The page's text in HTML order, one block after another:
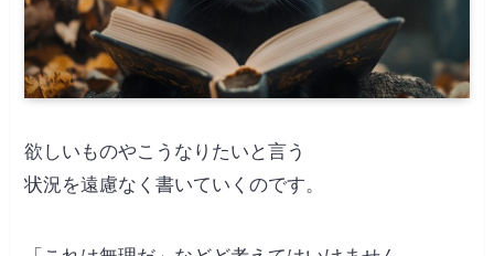
欲しいものやこうなりたいと言う
状況を遠慮なく書いていくのです。